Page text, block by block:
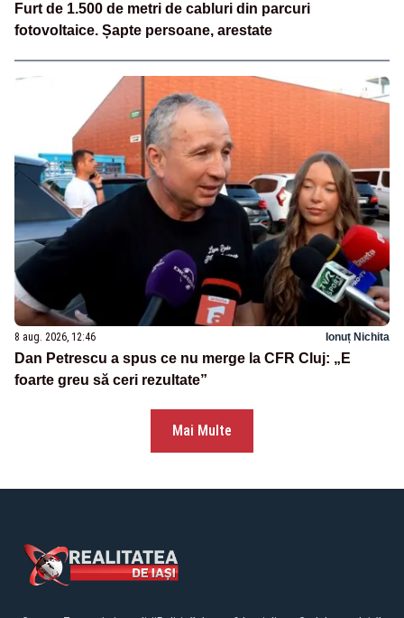
Furt de 1.500 de metri de cabluri din parcuri
fotovoltaice. Șapte persoane, arestate
8 aug. 2026, 12:46 Ionuț Nichita
Dan Petrescu a spus ce nu merge la CFR Cluj: „E
foarte greu să ceri rezultate”
Mai Multe